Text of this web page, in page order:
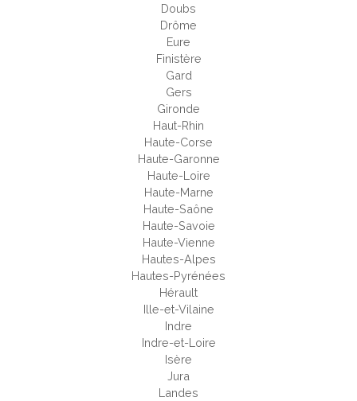
Doubs
Drôme
Eure
Finistère
Gard
Gers
Gironde
Haut-Rhin
Haute-Corse
Haute-Garonne
Haute-Loire
Haute-Marne
Haute-Saône
Haute-Savoie
Haute-Vienne
Hautes-Alpes
Hautes-Pyrénées
Hérault
Ille-et-Vilaine
Indre
Indre-et-Loire
Isère
Jura
Landes